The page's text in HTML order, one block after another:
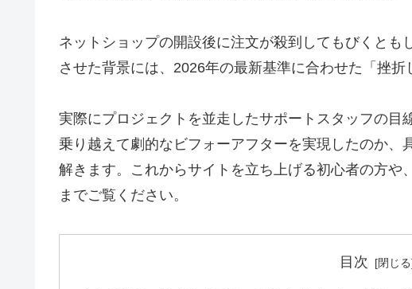
ネットショップの開設後に注文が殺到してもびくとも
させた背景には、2026年の最新基準に合わせた「挫折
実際にプロジェクトを並走したサポートスタッフの目
乗り越えて劇的なビフォーアフターを実現したのか、
解きます。これからサイトを立ち上げる初心者の方や
までご覧ください。
目次